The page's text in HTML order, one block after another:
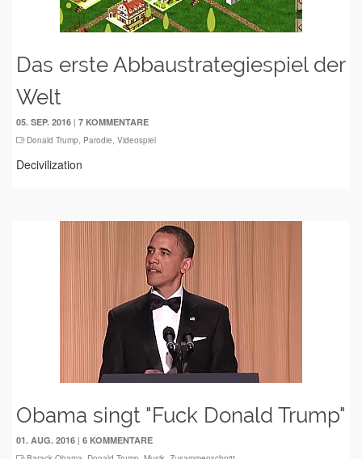
Das erste Abbaustrategiespiel der
Welt
05. SEP. 2016 | 7 KOMMENTARE
Donald Trump, Parodie, Videospiel
Decivilization
Obama singt "Fuck Donald Trump"
01. AUG. 2016 | 6 KOMMENTARE